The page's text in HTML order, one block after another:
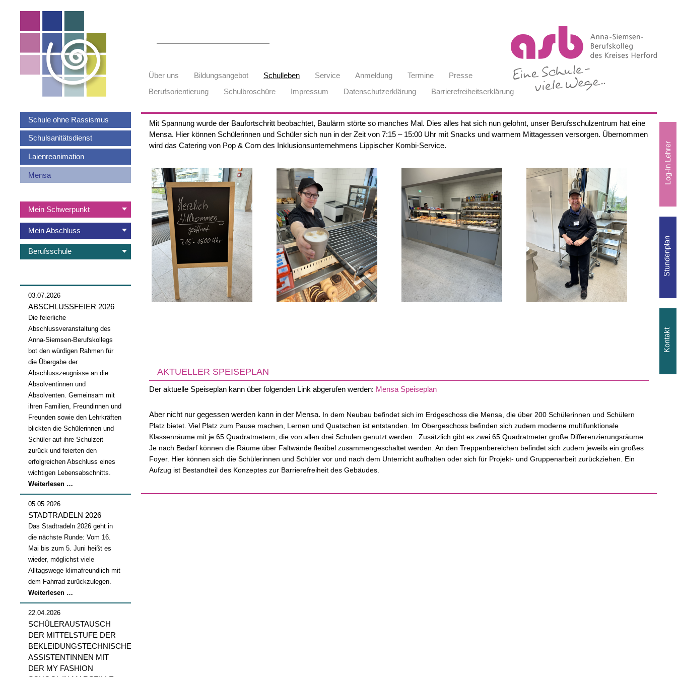
Navigation
Über uns Bildungsangebot Schulleben Service Anmeldung Termine
Presse
Berufsorientierung
Schulbroschüre Impressum Datenschutzerklärung Barrierefreiheitserklärung
Mit Spannung wurde der Baufortschritt beobachtet, Baulärm störte so manches Mal. Dies alles hat sich nun gelohnt, unser Berufsschulzentrum hat eine
Mensa. Hier können Schülerinnen und Schüler sich nun in der Zeit von 7:15 – 15:00 Uhr mit Snacks und warmem Mittagessen versorgen. Übernommen
wird das Catering von Pop & Corn des Inklusionsunternehmens Lippischer Kombi-Service.
AKTUELLER SPEISEPLAN
Der aktuelle Speiseplan kann über folgenden Link abgerufen werden: Mensa Speiseplan
Aber nicht nur gegessen werden kann in der Mensa. In dem Neubau befindet sich im Erdgeschoss die Mensa, die über 200 Schülerinnen und Schülern
Platz bietet. Viel Platz zum Pause machen, Lernen und Quatschen ist entstanden. Im Obergeschoss befinden sich zudem moderne multifunktionale
Klassenräume mit je 65 Quadratmetern , die von allen drei Schulen genutzt werden. Zusätzlich gibt es zwei 65 Quadratmeter große Differenzierungsräume.
Je nach Bedarf können die Räume über Faltwände flexibel zusammengeschaltet werden. An den Treppenbereichen befindet sich zudem jeweils ein großes
Foyer. Hier können sich die Schülerinnen und Schüler vor und nach dem Unterricht aufhalten oder sich für Projekt- und Gruppenarbeit zurückziehen. Ein
Aufzug ist Bestandteil des Konzeptes zur Barrierefreiheit des Gebäudes.
Navigation
überspringen
Schule ohne Rassismus
Schulsanitätsdienst
Laienreanimation
Mensa
Navigation
überspringen
Mein Schwerpunkt
Mein Abschluss
Berufsschule
03.07.2026
ABSCHLUSSFEIER 2026
Die feierliche
Abschlussveranstaltung des
Anna-Siemsen-Berufskollegs
bot den würdigen Rahmen für
die Übergabe der
Abschlusszeugnisse an die
Absolventinnen und
Absolventen. Gemeinsam mit
ihren Familien, Freundinnen und
Freunden sowie den Lehrkräften
blickten die Schülerinnen und
Schüler auf ihre Schulzeit
zurück und feierten den
erfolgreichen Abschluss eines
wichtigen Lebensabschnitts.
Weiterlesen …
2026
05.05.2026
STADTRADELN 2026
Das Stadtradeln 2026 geht in
die nächste Runde: Vom 16.
Mai bis zum 5. Juni heißt es
wieder, möglichst viele
Alltagswege klimafreundlich mit
dem Fahrrad zurückzulegen.
Weiterlesen …
2026
22.04.2026
SCHÜLERAUSTAUSCH
DER MITTELSTUFE DER
BEKLEIDUNGSTECHNISCHEN
ASSISTENTINNEN MIT
DER MY FASHION